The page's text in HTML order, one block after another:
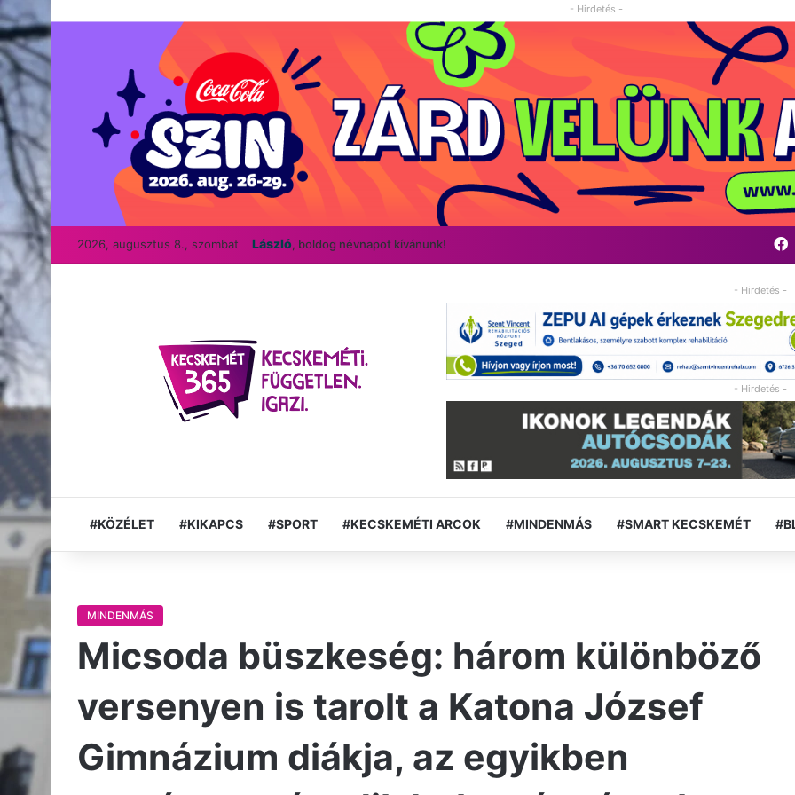
- Hirdetés -
2026, augusztus 8., szombat László, boldog névnapot kívánunk!
- Hirdetés -
- Hirdetés -
#KÖZÉLET #KIKAPCS #SPORT #KECSKEMÉTI ARCOK #MINDENMÁS #SMART KECSKEMÉT
MINDENMÁS
Micsoda büszkeség: három különböző
versenyen is tarolt a Katona József
Gimnázium diákja, az egyikben